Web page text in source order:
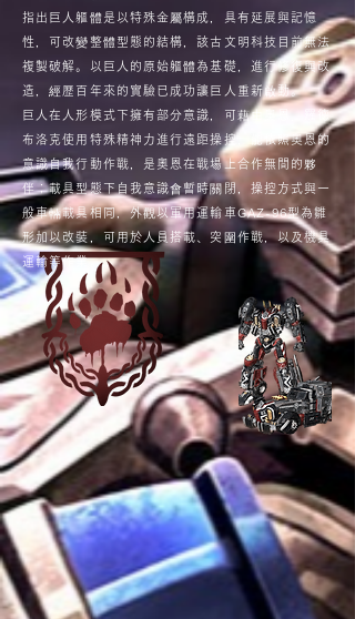
指出巨人軀體是以特殊金屬構成，具有延展與記憶
性，可改變整體型態的結構，該古文明科技目前無法
複製破解。以巨人的原始軀體為基礎，進行修復與改
造，經歷百年來的實驗已成功讓巨人重新啟動。
巨人在人形模式下擁有部分意識，可藉由奧恩．羅德
布洛克使用特殊精神力進行遠距操控，能依照奧恩的
意識自我行動作戰，是奧恩在戰場上合作無間的夥
伴；載具型態下自我意識會暫時關閉，操控方式與一
般車輛載具相同，外觀以軍用運輸車GAZ-96型為雛
形加以改裝，可用於人員搭載、突圍作戰，以及機具
運輸等作業。